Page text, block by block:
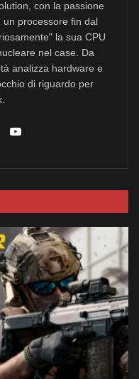
con la passione
un processore fin dal
la sua CPU
nel case. Da
analizza hardware e
di riguardo per